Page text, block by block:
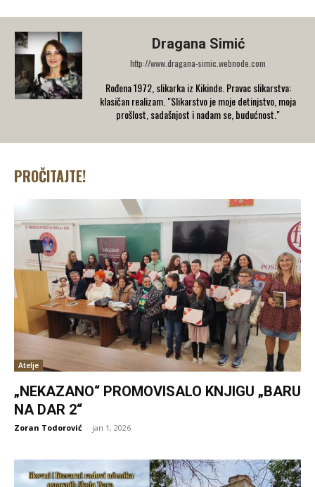
Dragana Simić
http://www.dragana-simic.webnode.com
Rođena 1972, slikarka iz Kikinde. Pravac slikarstva:
klasičan realizam. "Slikarstvo je moje detinjstvo, moja
prošlost, sadašnjost i nadam se, budućnost."
PROČITAJTE!
Atelje
„NEKAZANO“ PROMOVISALO KNJIGU „BARU
NA DAR 2“
Zoran Todorović - jan 1, 2026